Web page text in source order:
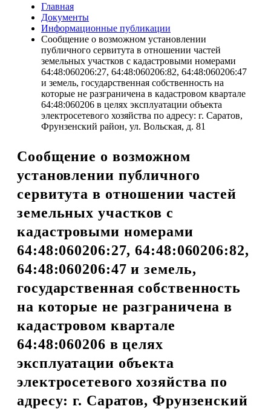
Главная
Документы
Информационные публикации
Сообщение о возможном установлении
публичного сервитута в отношении частей
земельных участков с кадастровыми номерами
64:48:060206:27, 64:48:060206:82, 64:48:060206:47
и земель, государственная собственность на
которые не разграничена в кадастровом квартале
64:48:060206 в целях эксплуатации объекта
электросетевого хозяйства по адресу: г. Саратов,
Фрунзенский район, ул. Вольская, д. 81
Сообщение о возможном
установлении публичного
сервитута в отношении частей
земельных участков с
кадастровыми номерами
64:48:060206:27, 64:48:060206:82,
64:48:060206:47 и земель,
государственная собственность
на которые не разграничена в
кадастровом квартале
64:48:060206 в целях
эксплуатации объекта
электросетевого хозяйства по
адресу: г. Саратов, Фрунзенский